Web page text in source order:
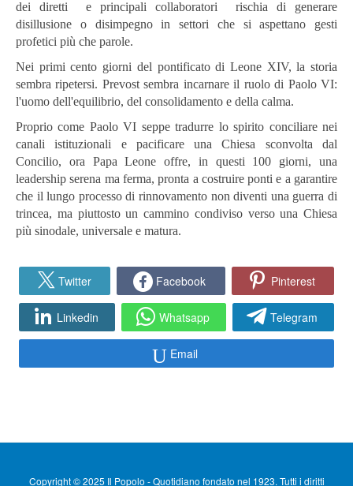
dei diretti e principali collaboratori rischia di generare
disillusione o disimpegno in settori che si aspettano gesti
profetici più che parole.
Nei primi cento giorni del pontificato di Leone XIV, la storia
sembra ripetersi. Prevost sembra incarnare il ruolo di Paolo VI:
l'uomo dell'equilibrio, del consolidamento e della calma.
Proprio come Paolo VI seppe tradurre lo spirito conciliare nei
canali istituzionali e pacificare una Chiesa sconvolta dal
Concilio, ora Papa Leone offre, in questi 100 giorni, una
leadership serena ma ferma, pronta a costruire ponti e a garantire
che il lungo processo di rinnovamento non diventi una guerra di
trincea, ma piuttosto un cammino condiviso verso una Chiesa
più sinodale, universale e matura.
Twitter Facebook Pinterest
Linkedin Whatsapp Telegram
Email
Copyright © 2025 Il Popolo - Quotidiano fondato nel 1923. Tutti i diritti